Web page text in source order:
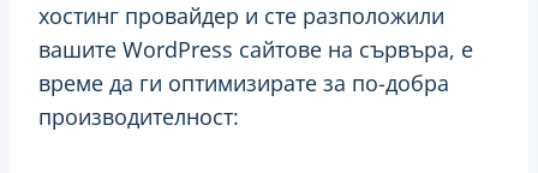
хостинг провайдер и сте разположили
вашите WordPress сайтове на сървъра, е
време да ги оптимизирате за по-добра
производителност: